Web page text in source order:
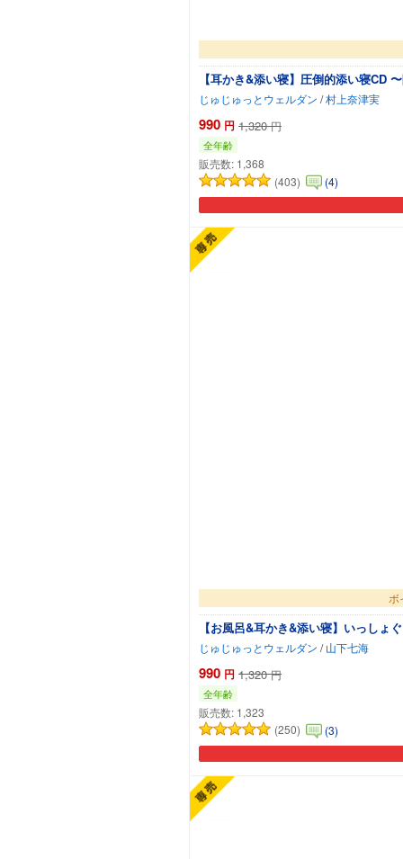
【耳かき&添い寝】圧倒的添い寝CD
じゅじゅっとウェルダン /村上奈津実
990 円 1,320 円
全年齢
販売数: 1,368
(403)
(4)
ボ
【お風呂&耳かき&添い寝】いっしょ
じゅじゅっとウェルダン / 山下七海
990 円 1,320 円
全年齢
販売数: 1,323
(250)
(3)